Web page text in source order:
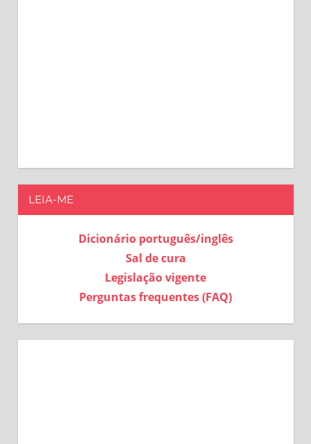
LEIA-ME
Dicionário português/inglês
Sal de cura
Legislação vigente
Perguntas frequentes (FAQ)